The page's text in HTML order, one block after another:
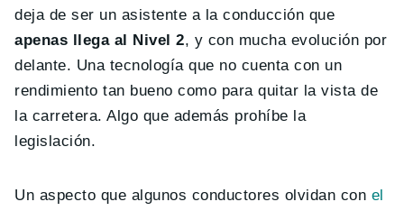
deja de ser un asistente a la conducción que
apenas llega al Nivel 2, y con mucha evolución por
delante. Una tecnología que no cuenta con un
rendimiento tan bueno como para quitar la vista de
la carretera. Algo que además prohíbe la
legislación.
Un aspecto que algunos conductores olvidan con el